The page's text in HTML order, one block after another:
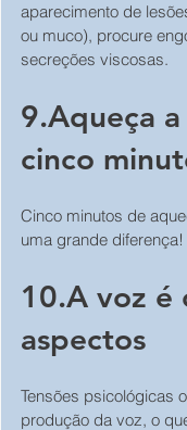
aparecimento de
ou muco), procure
secreções viscosas.
9.Aqueça
cinco
Cinco minutos de
uma grande diferença!
10.A voz é
aspectos
Tensões psicológicas
produção da voz, o